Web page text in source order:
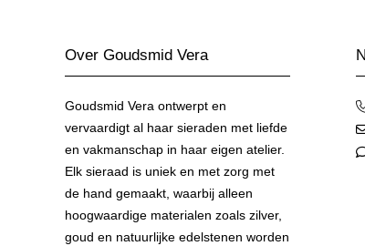
Over Goudsmid Vera
Goudsmid Vera ontwerpt en
vervaardigt al haar sieraden met liefde
en vakmanschap in haar eigen atelier.
Elk sieraad is uniek en met zorg met
de hand gemaakt, waarbij alleen
hoogwaardige materialen zoals zilver,
goud en natuurlijke edelstenen worden